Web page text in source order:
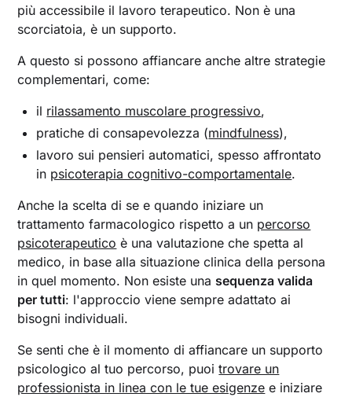
più accessibile il lavoro terapeutico. Non è una
scorciatoia, è un supporto.
A questo si possono affiancare anche altre strategie
complementari, come:
il rilassamento muscolare progressivo,
pratiche di consapevolezza (mindfulness),
lavoro sui pensieri automatici, spesso affrontato
in psicoterapia cognitivo-comportamentale.
Anche la scelta di se e quando iniziare un
trattamento farmacologico rispetto a un percorso
psicoterapeutico è una valutazione che spetta al
medico, in base alla situazione clinica della persona
in quel momento. Non esiste una sequenza valida
per tutti: l'approccio viene sempre adattato ai
bisogni individuali.
Se senti che è il momento di affiancare un supporto
psicologico al tuo percorso, puoitrovare un
professionista in linea con le tue esigenze e iniziare